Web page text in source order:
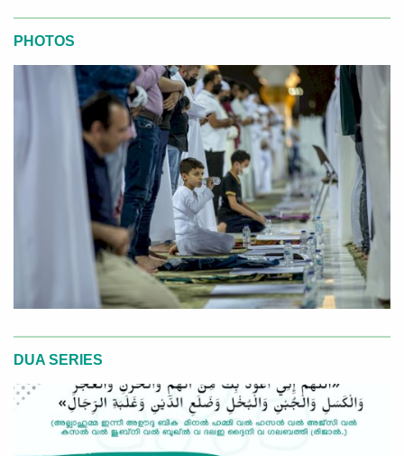
PHOTOS
DUA SERIES